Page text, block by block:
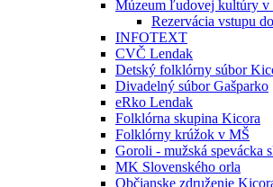
Múzeum ľudovej kultúry v
Rezervácia vstupu
INFOTEXT
CVČ Lendak
Detský folklórny súbor
Divadelný súbor Gašparko
eRko Lendak
Folklórna skupina Kicora
Folklórny krúžok v MŠ
Goroli - mužská spevácka
MK Slovenského orla
Občianske združenie